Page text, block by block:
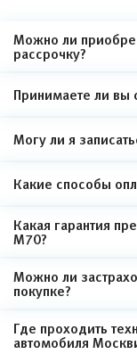
Можно ли
рассрочку?
Принимаете ли вы
Могу ли я
Какие способы
Какая гарантия
М70?
Можно ли
покупке?
Где проходить
автомобиля